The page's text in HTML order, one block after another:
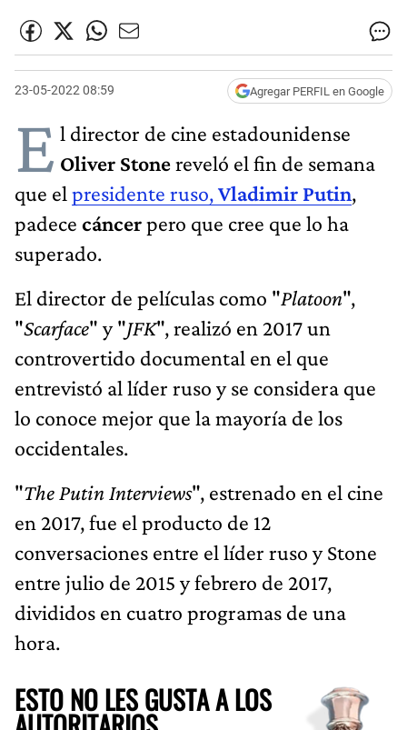
23-05-2022 08:59 Agregar PERFIL en Google
E l director de cine estadounidense
Oliver Stonereveló el fin de semana
que el presidente ruso,Vladimir Putin,
padece cáncerpero que cree que lo ha
superado.
El director de películas como "Platoon",
"Scarface" y "JFK", realizó en 2017 un
controvertido documental en el que
entrevistó al líder ruso y se considera que
lo conoce mejor que la mayoría de los
occidentales.
"The Putin Interviews", estrenado en el cine
en 2017, fue el producto de 12
conversaciones entre el líder ruso y Stone
entre julio de 2015 y febrero de 2017,
divididos en cuatro programas de una
hora.
ESTO NO LES GUSTA A LOS